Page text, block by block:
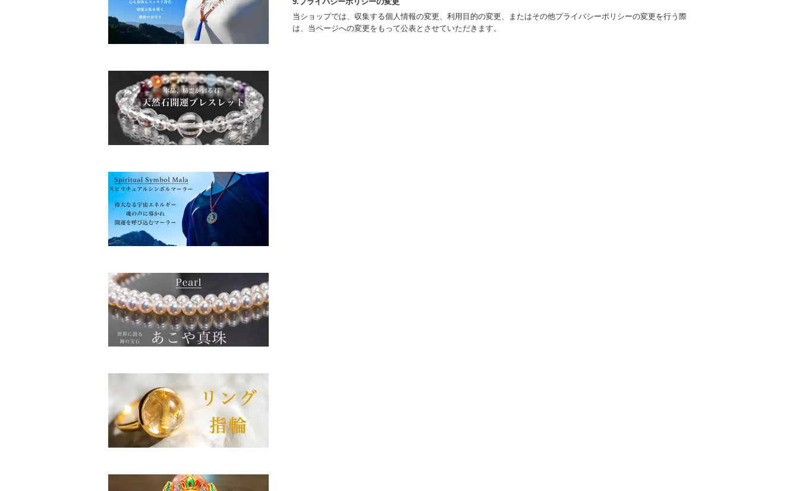
当ショップでは、収集する個人情報の変更、利用目的の変更、またはその他プライバシーポリシーの変更を行う際
は、当ページへの変更をもって公表とさせていただきます。